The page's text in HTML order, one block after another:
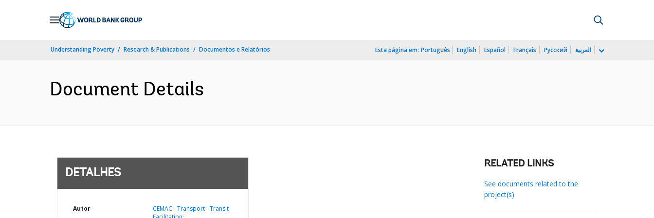
Understanding Poverty Research & Publications Documentos e Relatórios Esta página em: Português English Español Français Русский العربية
Document Details
DETALHES
Autor
CEMAC - Transport - Transit
RELATED LINKS
See documents related to the
project(s)